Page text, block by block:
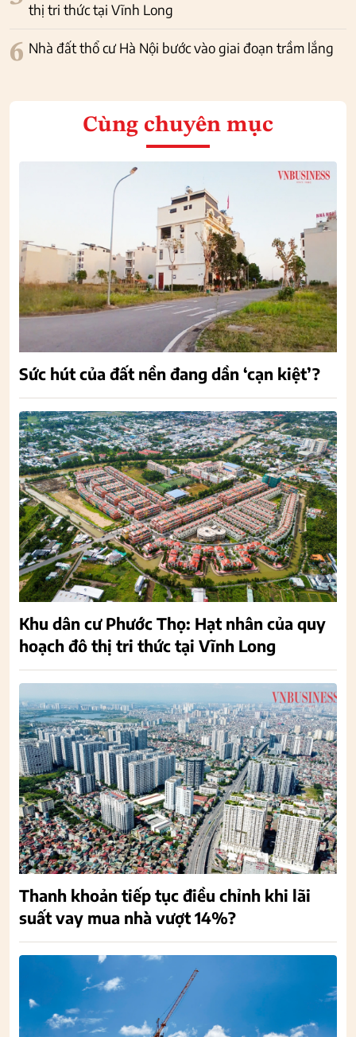
thị tri thức tại Vĩnh Long
6 Nhà đất thổ cư Hà Nội bước vào giai đoạn trầm lắng
Cùng chuyên mục
Sức hút của đất nền đang dần ‘cạn kiệt’?
Khu dân cư Phước Thọ: Hạt nhân của quy
hoạch đô thị tri thức tại Vĩnh Long
Thanh khoản tiếp tục điều chỉnh khi lãi
suất vay mua nhà vượt 14%?